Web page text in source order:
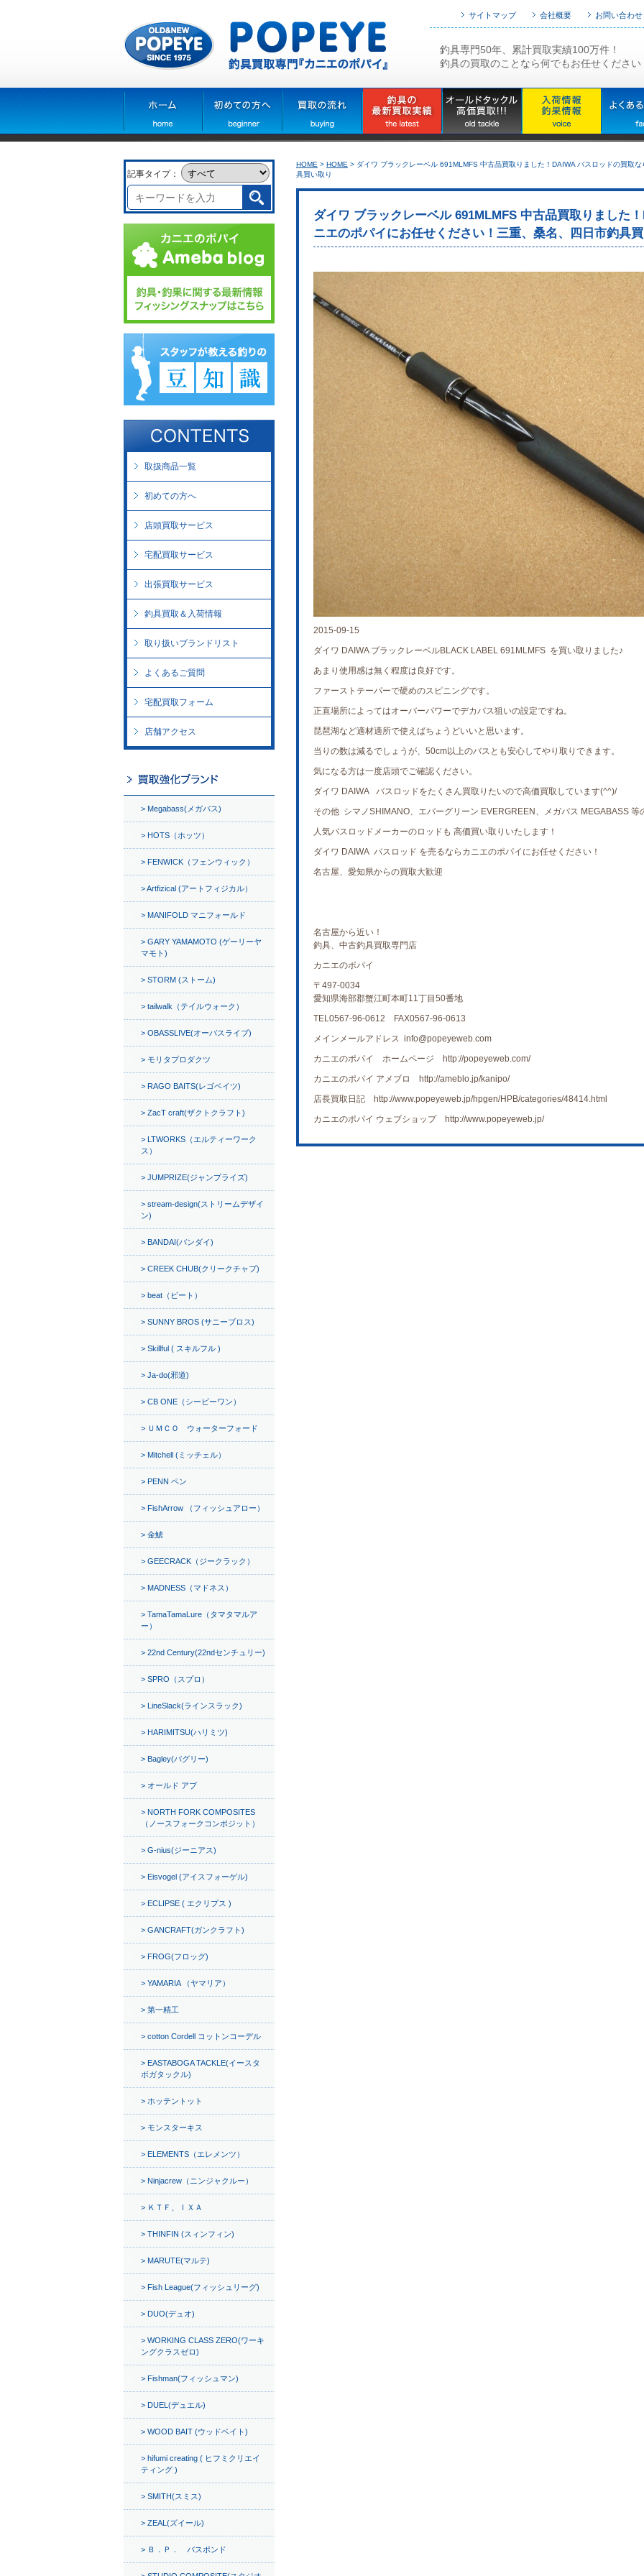
サイトマップ 会社概要 お問い合わせ
釣具専門50年、累計買取実績100万件！
釣具の買取のことなら何でもお任せください
HOME > HOME > ダイワ ブラックレーベル 691MLMFS 中古品買取りました！DAIWA バスロッドの買取
具買い取り
ダイワ ブラックレーベル 691MLMFS 中古品買取りました
ニエのポパイにお任せください！三重、桑名、四日市釣具
2015-09-15
ダイワ DAIWA ブラックレーベルBLACK LABEL 691MLMFS を買い取りました♪
あまり使用感は無く程度は良好です。
ファーストテーパーで硬めのスピニングです。
正直場所によってはオーバーパワーでデカバス狙いの設定ですね。
琵琶湖など適材適所で使えばちょうどいいと思います。
当りの数は減るでしょうが、50cm以上のバスとも安心してやり取りできます。
気になる方は一度店頭でご確認ください。
ダイワ DAIWA バスロッドをたくさん買取りたいので高価買取しています(^^)/
その他 シマノSHIMANO、エバーグリーン EVERGREEN、メガバス MEGABASS 等
人気バスロッドメーカーのロッドも 高価買い取りいたします！
ダイワ DAIWA バスロッド を売るならカニエのポパイにお任せください！
名古屋、愛知県からの買取大歓迎
名古屋から近い！
釣具、中古釣具買取専門店
カニエのポパイ
〒497-0034
愛知県海部郡蟹江町本町11丁目50番地
TEL0567-96-0612 FAX0567-96-0613
メインメールアドレス info@popeyeweb.com
カニエのポパイ ホームページ http://popeyeweb.com/
カニエのポパイ アメブロ http://ameblo.jp/kanipo/
店長買取日記 http://www.popeyeweb.jp/hpgen/HPB/categories/48414.html
カニエのポパイ ウェブショップ http://www.popeyeweb.jp/
記事タイプ：
取扱商品一覧
初めての方へ
店頭買取サービス
宅配買取サービス
出張買取サービス
釣具買取＆入荷情報
取り扱いブランドリスト
よくあるご質問
宅配買取フォーム
店舗アクセス
Megabass(メガバス)
HOTS（ホッツ）
FENWICK（フェンウィック）
Artfizical (アートフィジカル）
MANIFOLD マニフォールド
GARY YAMAMOTO (ゲーリーヤ
マモト)
STORM (ストーム)
tailwalk（テイルウォーク）
OBASSLIVE(オーバスライブ)
モリタプロダクツ
RAGO BAITS(レゴベイツ)
ZacT craft(ザクトクラフト)
LTWORKS（エルティーワーク
ス）
JUMPRIZE(ジャンプライズ)
stream-design(ストリームデザイ
ン)
BANDAI(バンダイ)
CREEK CHUB(クリークチャブ)
beat（ビート）
SUNNY BROS (サニーブロス)
Skillful ( スキルフル )
Ja-do(邪道)
CB ONE（シービーワン）
ＵＭＣＯ ウォーターフォード
Mitchell (ミッチェル）
PENN ペン
FishArrow （フィッシュアロー）
金鯱
GEECRACK（ジークラック）
MADNESS（マドネス）
TamaTamaLure（タマタマルア
ー）
22nd Century(22ndセンチュリー)
SPRO（スプロ）
LineSlack(ラインスラック)
HARIMITSU(ハリミツ)
Bagley(バグリー)
オールド アブ
NORTH FORK COMPOSITES
（ノースフォークコンポジット）
G-nius(ジーニアス)
Eisvogel (アイスフォーゲル)
ECLIPSE ( エクリプス )
GANCRAFT(ガンクラフト)
FROG(フロッグ)
YAMARIA （ヤマリア）
第一精工
cotton Cordell コットンコーデル
EASTABOGA TACKLE(イースタ
ボガタックル)
ホッテントット
モンスターキス
ELEMENTS（エレメンツ）
Ninjacrew（ニンジャクルー）
ＫＴＦ、ＩＸＡ
THINFIN (スィンフィン)
MARUTE(マルテ)
Fish League(フィッシュリーグ)
DUO(デュオ)
WORKING CLASS ZERO(ワーキ
ングクラスゼロ)
Fishman(フィッシュマン)
DUEL(デュエル)
WOOD BAIT (ウッドベイト)
hifumi creating ( ヒフミクリエイ
ティング )
SMITH(スミス)
ZEAL(ズイール)
Ｂ．Ｐ． バスポンド